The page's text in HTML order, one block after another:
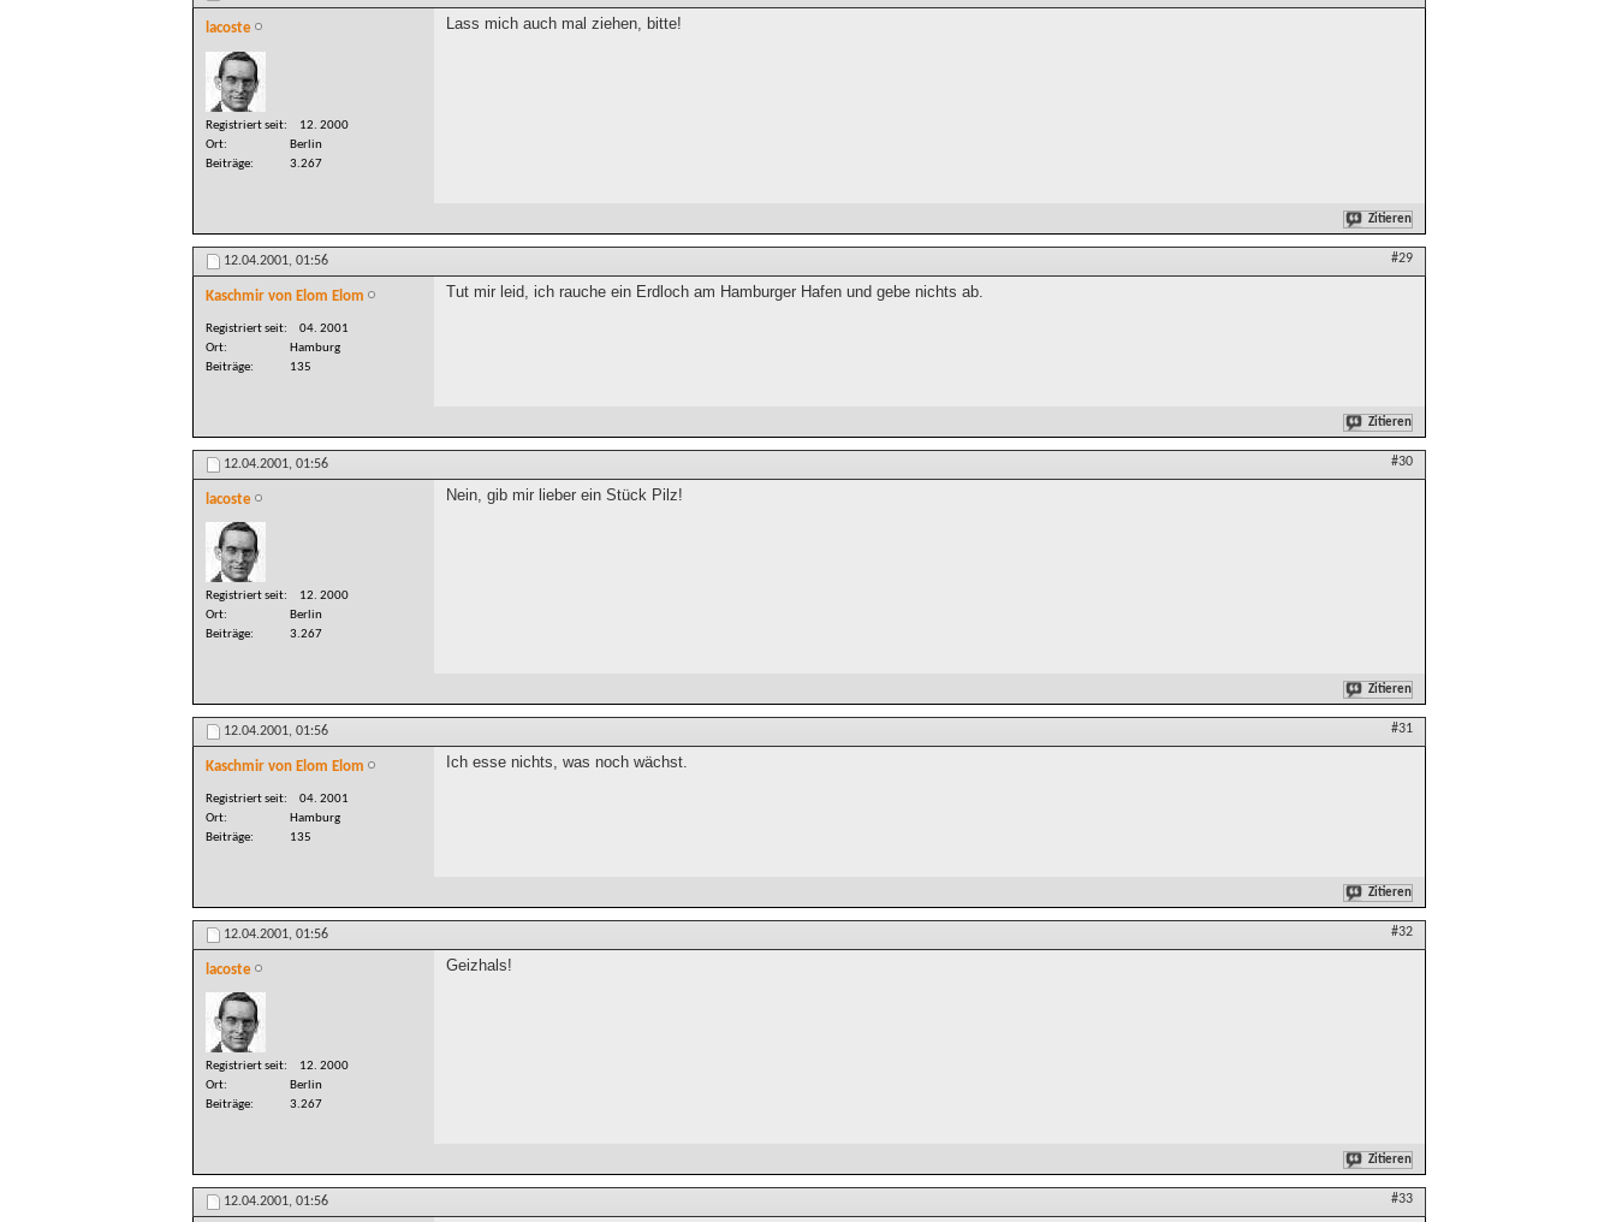
lacoste
Registriert seit
12. 2000
Ort
Berlin
Beiträge
3.267
Lass mich auch mal ziehen, bitte!
Zitieren
12.04.2001, 01:56 #29
Kaschmir von Elom Elom
Registriert seit
04. 2001
Ort
Hamburg
Beiträge
135
Tut mir leid, ich rauche ein Erdloch am Hamburger Hafen und gebe nichts ab.
Zitieren
12.04.2001, 01:56 #30
lacoste
Registriert seit
12. 2000
Ort
Berlin
Beiträge
3.267
Nein, gib mir lieber ein Stück Pilz!
Zitieren
12.04.2001, 01:56 #31
Kaschmir von Elom Elom
Registriert seit
04. 2001
Ort
Hamburg
Beiträge
135
Ich esse nichts, was noch wächst.
Zitieren
12.04.2001, 01:56 #32
lacoste
Registriert seit
12. 2000
Ort
Berlin
Beiträge
3.267
Geizhals!
Zitieren
12.04.2001, 01:56 #33